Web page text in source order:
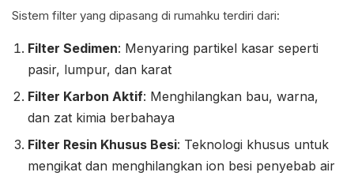
Sistem filter yang dipasang di rumahku terdiri dari:
Filter Sedimen: Menyaring partikel kasar seperti
pasir, lumpur, dan karat
Filter Karbon Aktif: Menghilangkan bau, warna,
dan zat kimia berbahaya
Filter Resin Khusus Besi: Teknologi khusus untuk
mengikat dan menghilangkan ion besi penyebab air